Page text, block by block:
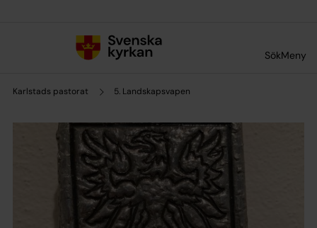
SökMeny
Karlstads pastorat 5. Landskapsvapen